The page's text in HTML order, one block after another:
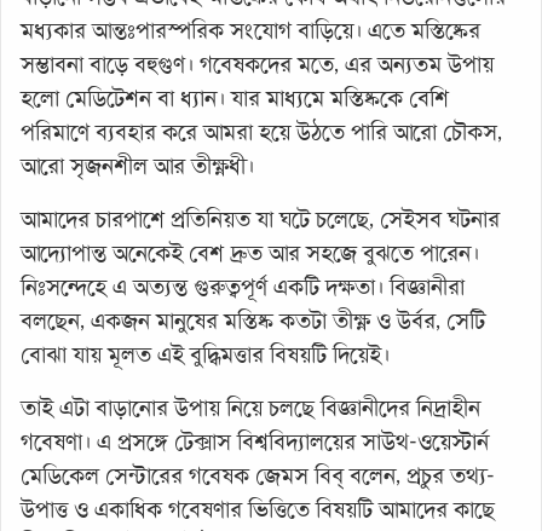
মধ্যকার আন্তঃপারস্পরিক সংযোগ বাড়িয়ে। এতে মস্তিষ্কের
সম্ভাবনা বাড়ে বহুগুণ। গবেষকদের মতে, এর অন্যতম উপায়
হলো মেডিটেশন বা ধ্যান। যার মাধ্যমে মস্তিষ্ককে বেশি
পরিমাণে ব্যবহার করে আমরা হয়ে উঠতে পারি আরো চৌকস,
আরো সৃজনশীল আর তীক্ষ্ণধী।
আমাদের চারপাশে প্রতিনিয়ত যা ঘটে চলেছে, সেইসব ঘটনার
আদ্যোপান্ত অনেকেই বেশ দ্রুত আর সহজে বুঝতে পারেন।
নিঃসন্দেহে এ অত্যন্ত গুরুত্বপূর্ণ একটি দক্ষতা। বিজ্ঞানীরা
বলছেন, একজন মানুষের মস্তিষ্ক কতটা তীক্ষ্ণ ও উর্বর, সেটি
বোঝা যায় মূলত এই বুদ্ধিমত্তার বিষয়টি দিয়েই।
তাই এটা বাড়ানোর উপায় নিয়ে চলছে বিজ্ঞানীদের নিদ্রাহীন
গবেষণা। এ প্রসঙ্গে টেক্সাস বিশ্ববিদ্যালয়ের সাউথ-ওয়েস্টার্ন
মেডিকেল সেন্টারের গবেষক জেমস বিব্ বলেন, প্রচুর তথ্য-
উপাত্ত ও একাধিক গবেষণার ভিত্তিতে বিষয়টি আমাদের কাছে